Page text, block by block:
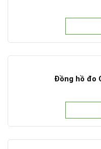
Đồng hồ đo